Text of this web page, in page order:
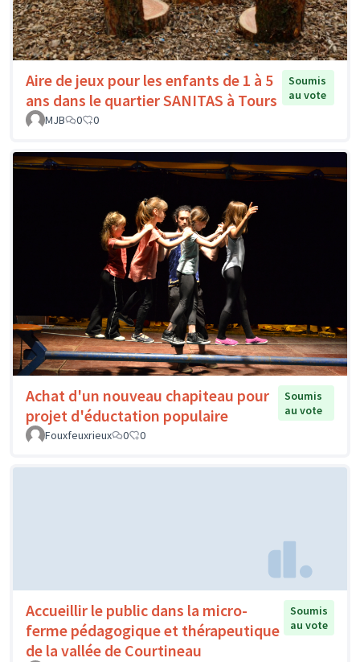
Aire de jeux pour les enfants de 1 à 5
ans dans le quartier SANITAS à Tours
Soumis
au vote
MJB
0 0
Achat d'un nouveau chapiteau pour
projet d'éductation populaire
Soumis
au vote
Fouxfeuxrieux
0 0
Accueillir le public dans la micro-
ferme pédagogique et thérapeutique
de la vallée de Courtineau
Soumis
au vote